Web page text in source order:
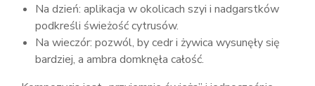
Na dzień: aplikacja w okolicach szyi i nadgarstków
podkreśli świeżość cytrusów.
Na wieczór: pozwól, by cedr i żywica wysunęły się
bardziej, a ambra domknęła całość.